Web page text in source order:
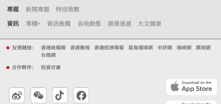
專題 新聞專題 特別策劃
資訊 專欄+ 資訊推薦 各地動態 港澳速遞 大文健康
友情鏈接： 香港商報網 香港衛視 香港經濟導報 星島環球網 中評網 海峽網
閩南網
台海網
合作夥伴： 投資甘肅